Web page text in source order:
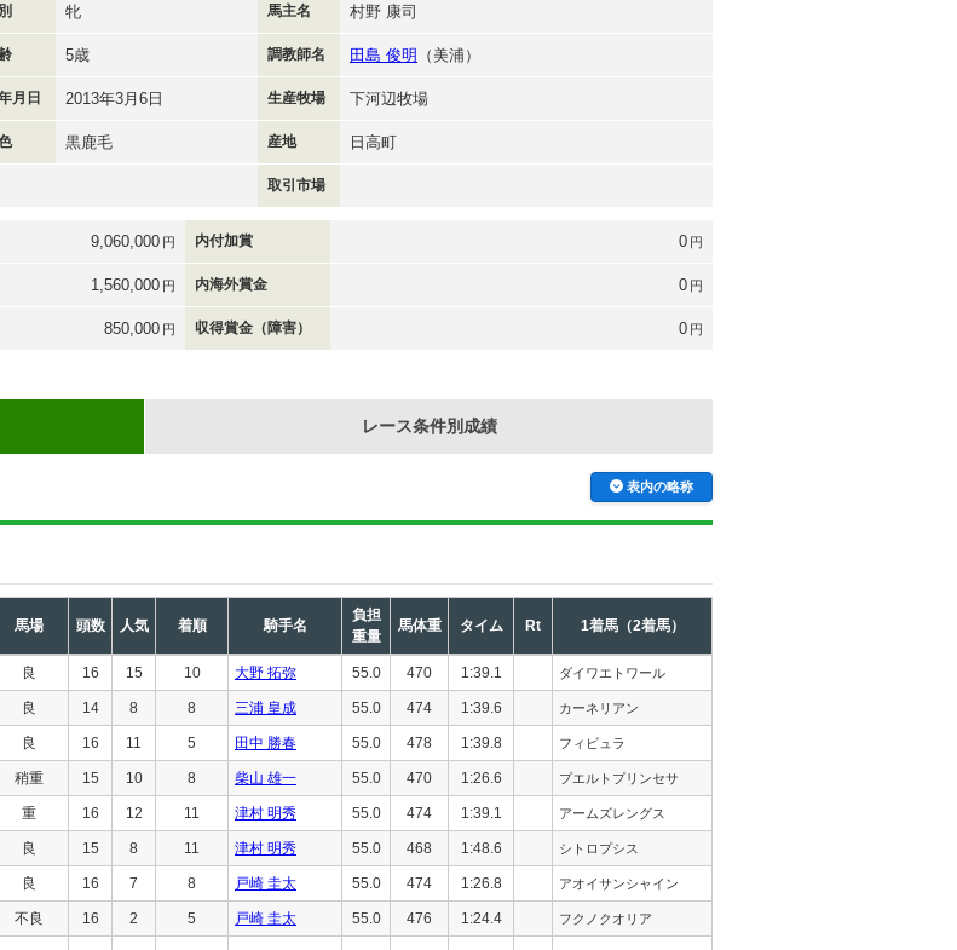
牝 馬主名 村野 康司
5歳 調教師名 田島 俊明 （美浦）
月日 2013年3月6日 生産牧場 下河辺牧場
黒鹿毛 産地 日高町
取引市場
9,060,000 円 内付加賞 0 円
1,560,000 円 内海外賞金 0 円
850,000 円 収得賞金（障害） 0 円
レース条件別成績
表内の略称
馬場 頭数 人気 着順 騎手名
負担
重量
馬体重 タイム Rt 1着馬（2着馬）
良 16 15 10 大野 拓弥 55.0 470 1:39.1 ダイワエトワール
良 14 8 8 三浦 皇成 55.0 474 1:39.6 カーネリアン
良 16 11 5 田中 勝春 55.0 478 1:39.8 フィビュラ
稍重 15 10 8 柴山 雄一 55.0 470 1:26.6 プエルトプリンセサ
重 16 12 11 津村 明秀 55.0 474 1:39.1 アームズレングス
良 15 8 11 津村 明秀 55.0 468 1:48.6 シトロプシス
良 16 7 8 戸崎 圭太 55.0 474 1:26.8 アオイサンシャイン
不良 16 2 5 戸崎 圭太 55.0 476 1:24.4 フクノクオリア